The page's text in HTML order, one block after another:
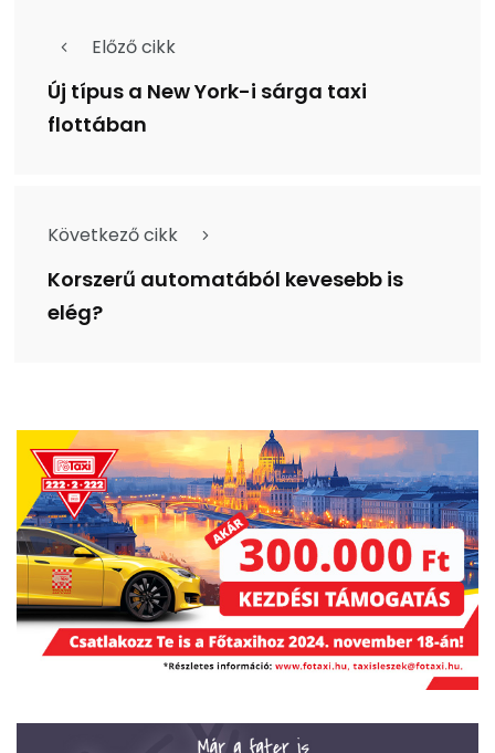
Előző cikk
Új típus a New York-i sárga taxi
flottában
Következő cikk
Korszerű automatából kevesebb is
elég?